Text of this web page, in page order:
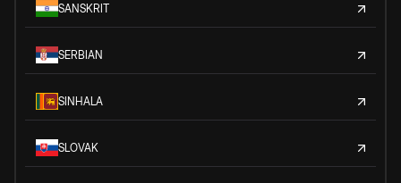
SANSKRIT
SERBIAN
SINHALA
SLOVAK